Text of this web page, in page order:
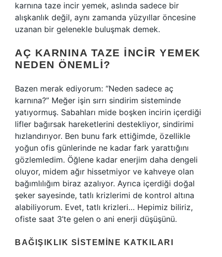
karnına taze incir yemek, aslında sadece bir
alışkanlık değil, aynı zamanda yüzyıllar öncesine
uzanan bir gelenekle buluşmak demek.
AÇ KARNINA TAZE İNCIR YEMEK
NEDEN ÖNEMLI?
Bazen merak ediyorum: “Neden sadece aç
karnına?” Meğer işin sırrı sindirim sisteminde
yatıyormuş. Sabahları mide boşken incirin içerdiği
lifler bağırsak hareketlerini destekliyor, sindirimi
hızlandırıyor. Ben bunu fark ettiğimde, özellikle
yoğun ofis günlerinde ne kadar fark yarattığını
gözlemledim. Öğlene kadar enerjim daha dengeli
oluyor, midem ağır hissetmiyor ve kahveye olan
bağımlılığım biraz azalıyor. Ayrıca içerdiği doğal
şeker sayesinde, tatlı krizlerimi de kontrol altına
alabiliyorum. Evet, tatlı krizleri… Hepimiz biliriz,
ofiste saat 3’te gelen o ani enerji düşüşünü.
BAĞIŞIKLIK SISTEMINE KATKILARI